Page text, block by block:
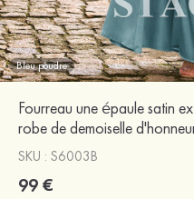
Bleu poudre
Fourreau une épaule satin
robe de demoiselle
SKU : S6003B
99 €